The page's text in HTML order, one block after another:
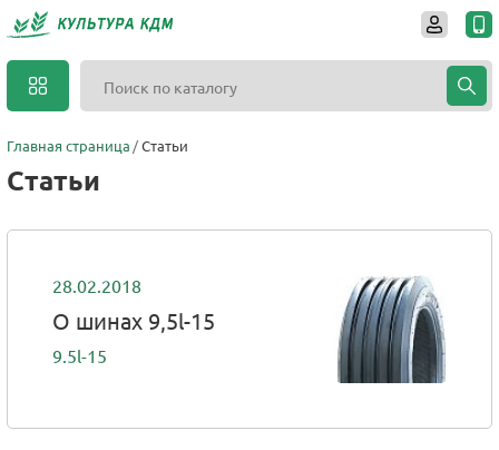
Главная страница Статьи
Статьи
28.02.2018
О шинах 9,5l-15
9.5l-15